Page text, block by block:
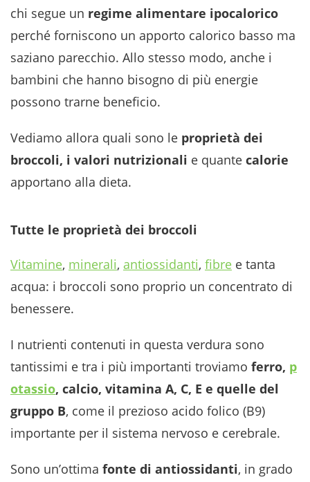
chi segue un regime alimentare ipocalorico
perché forniscono un apporto calorico basso ma
saziano parecchio. Allo stesso modo, anche i
bambini che hanno bisogno di più energie
possono trarne beneficio.
Vediamo allora quali sono le proprietà dei
broccoli, i valori nutrizionali e quante calorie
apportano alla dieta.
Tutte le proprietà dei broccoli
Vitamine, minerali, antiossidanti, fibre e tanta
acqua: i broccoli sono proprio un concentrato di
benessere.
I nutrienti contenuti in questa verdura sono
tantissimi e tra i più importanti troviamo ferro, p
otassio, calcio, vitamina A, C, E e quelle del
gruppo B, come il prezioso acido folico (B9)
importante per il sistema nervoso e cerebrale.
Sono un’ottima fonte di antiossidanti, in grado